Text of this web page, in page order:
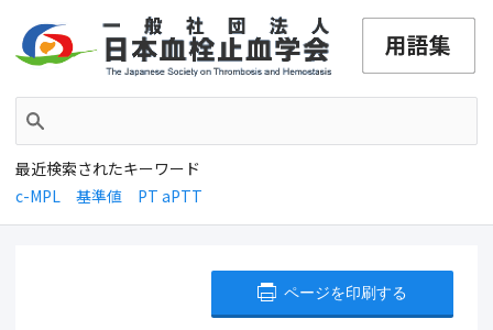
最近検索されたキーワード
c-MPL
基準値 PT aPTT
ページを印刷する